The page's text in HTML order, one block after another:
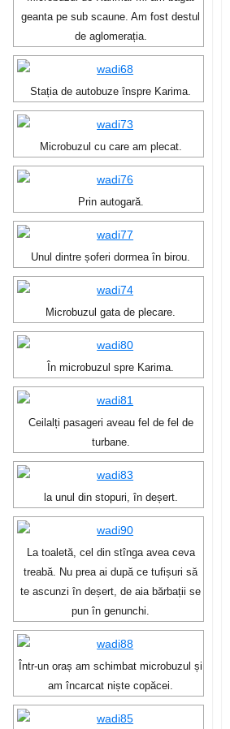
geanta pe sub scaune. Am fost destul
de aglomerația.
Stația de autobuze înspre Karima.
Microbuzul cu care am plecat.
Prin autogară.
Unul dintre șoferi dormea în birou.
Microbuzul gata de plecare.
În microbuzul spre Karima.
Ceilalți pasageri aveau fel de fel de
turbane.
la unul din stopuri, în deșert.
La toaletă, cel din stînga avea ceva
treabă. Nu prea ai după ce tufișuri să
te ascunzi în deșert, de aia bărbații se
pun în genunchi.
Într-un oraș am schimbat microbuzul și
am încarcat niște copăcei.